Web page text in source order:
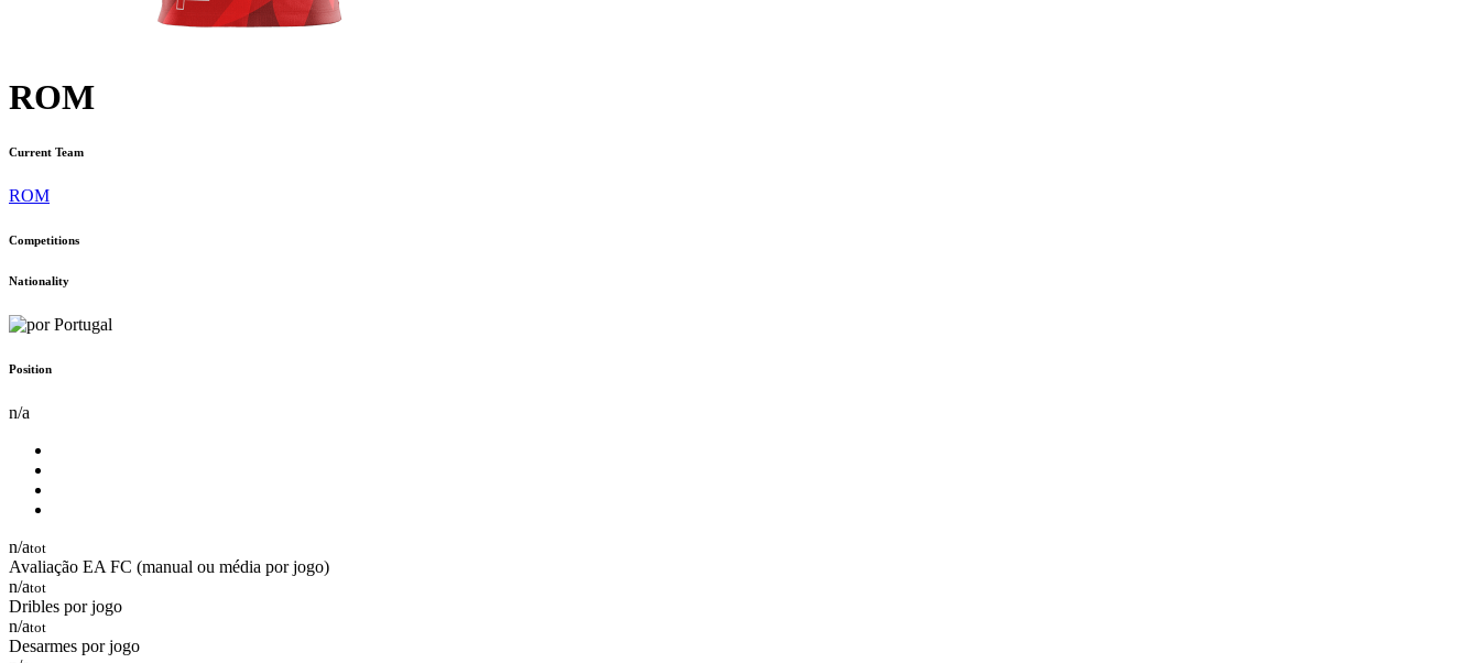
ROM
Current Team
ROM
Competitions
Nationality
Portugal
Position
n/a
n/atot
Avaliação EA FC (manual ou média por jogo)
n/atot
Dribles por jogo
n/atot
Desarmes por jogo